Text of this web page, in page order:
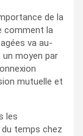
de la
comment la
va au-
un moyen par
mutuelle et
les
temps chez